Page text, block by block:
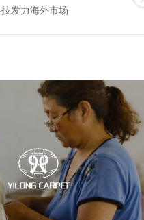
发力海外市场